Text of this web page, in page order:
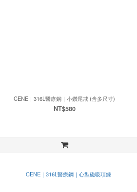
CENE｜316L醫療鋼｜小鑽尾戒 (含多尺寸)
NT$580